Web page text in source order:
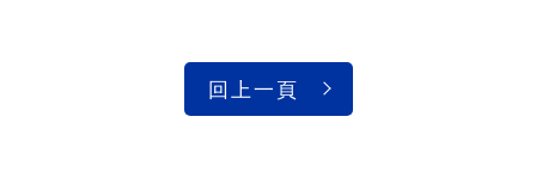
回上一頁